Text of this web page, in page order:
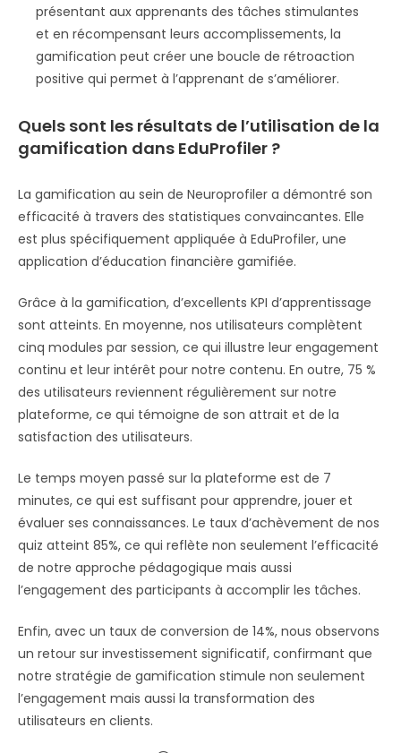
présentant aux apprenants des tâches stimulantes
et en récompensant leurs accomplissements, la
gamification peut créer une boucle de rétroaction
positive qui permet à l’apprenant de s’améliorer.
Quels sont les résultats de l’utilisation de la
gamification dans EduProfiler ?
La gamification au sein de Neuroprofiler a démontré son
efficacité à travers des statistiques convaincantes. Elle
est plus spécifiquement appliquée à EduProfiler, une
application d’éducation financière gamifiée.
Grâce à la gamification, d’excellents KPI d’apprentissage
sont atteints. En moyenne, nos utilisateurs complètent
cinq modules par session, ce qui illustre leur engagement
continu et leur intérêt pour notre contenu. En outre, 75 %
des utilisateurs reviennent régulièrement sur notre
plateforme, ce qui témoigne de son attrait et de la
satisfaction des utilisateurs.
Le temps moyen passé sur la plateforme est de 7
minutes, ce qui est suffisant pour apprendre, jouer et
évaluer ses connaissances. Le taux d’achèvement de nos
quiz atteint 85%, ce qui reflète non seulement l’efficacité
de notre approche pédagogique mais aussi
l’engagement des participants à accomplir les tâches.
Enfin, avec un taux de conversion de 14%, nous observons
un retour sur investissement significatif, confirmant que
notre stratégie de gamification stimule non seulement
l’engagement mais aussi la transformation des
utilisateurs en clients.